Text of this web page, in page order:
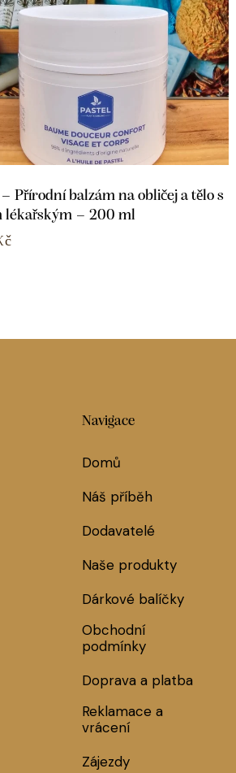
– Přírodní balzám na obličej a tělo s
lékařským – 200 ml
Navigace
Domů
Náš příběh
Dodavatelé
Naše produkty
Dárkové balíčky
Obchodní
podmínky
Doprava a platba
Reklamace a
vrácení
Zájezdy